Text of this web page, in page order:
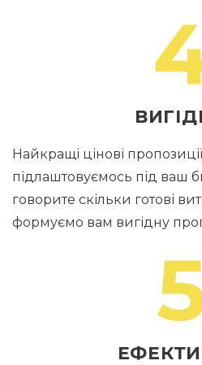
Найкращі цінові
підлаштовуємось під ваш
говорите скільки готові
формуємо вам вигідну